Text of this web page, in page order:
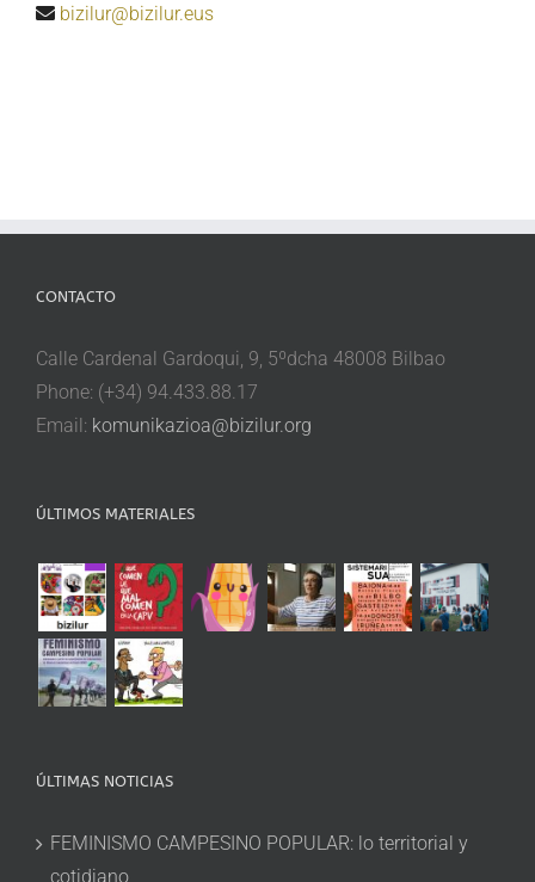
bizilur@bizilur.eus
CONTACTO
Calle Cardenal Gardoqui, 9, 5ºdcha 48008 Bilbao
Phone: (+34) 94.433.88.17
Email: komunikazioa@bizilur.org
ÚLTIMOS MATERIALES
ÚLTIMAS NOTICIAS
FEMINISMO CAMPESINO POPULAR: lo territorial y
cotidiano